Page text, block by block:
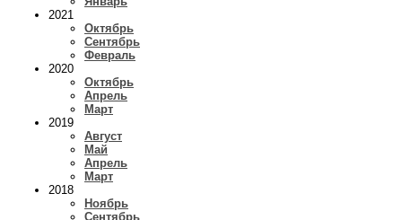
2021
Октябрь
Сентябрь
Февраль
2020
Октябрь
Апрель
Март
2019
Август
Май
Апрель
Март
2018
Ноябрь
Сентябрь